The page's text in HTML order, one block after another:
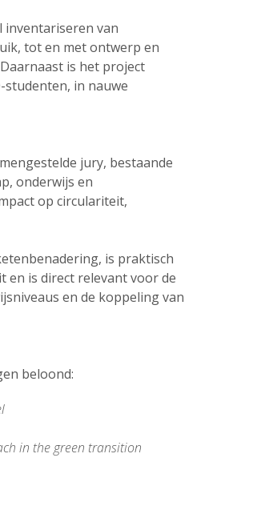
inventariseren van
tot en met ontwerp en
is het project
studenten, in nauwe
jury, bestaande
onderwijs en
op circulariteit,
is praktisch
en is direct relevant voor de
en de koppeling van
beloond:
in the green transition